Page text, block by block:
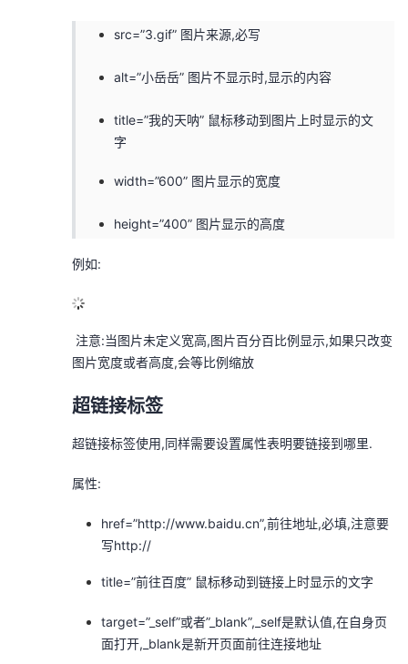
src=”3.gif” 图片来源,必写
alt=”小岳岳” 图片不显示时,显示的内容
title=”我的天呐” 鼠标移动到图片上时显示的文
字
width=”600” 图片显示的宽度
height=”400” 图片显示的高度
例如:
​ 注意:当图片未定义宽高,图片百分百比例显示,如果只改变
图片宽度或者高度,会等比例缩放
超链接标签
超链接标签使用,同样需要设置属性表明要链接到哪里.
属性:
href=”http://www.baidu.cn”,前往地址,必填,注意要
写http://
title=”前往百度” 鼠标移动到链接上时显示的文字
target=”_self”或者”_blank”,_self是默认值,在自身页
面打开,_blank是新开页面前往连接地址